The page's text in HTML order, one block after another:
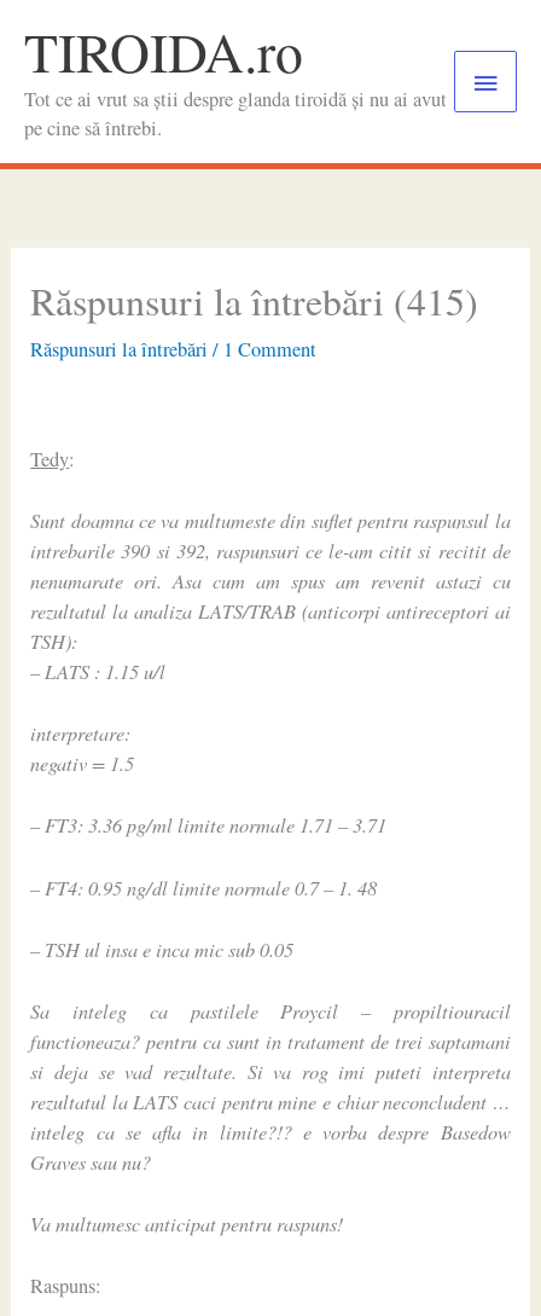
contentTIROIDA.ro
Tot ce ai vrut sa știi despre glanda tiroidă și nu ai avut
pe cine să întrebi.
Main
Răspunsuri la întrebări (415)
Răspunsuri la întrebări / 1 Comment
Tedy:
Sunt doamna ce va multumeste din suflet pentru raspunsul la
intrebarile 390 si 392, raspunsuri ce le-am citit si recitit de
nenumarate ori. Asa cum am spus am revenit astazi cu
rezultatul la analiza LATS/TRAB (anticorpi antireceptori ai
TSH):
– LATS : 1.15 u/l
interpretare:
negativ = 1.5
– FT3: 3.36 pg/ml limite normale 1.71 – 3.71
– FT4: 0.95 ng/dl limite normale 0.7 – 1. 48
– TSH ul insa e inca mic sub 0.05
Sa inteleg ca pastilele Proycil – propiltiouracil
functioneaza? pentru ca sunt in tratament de trei saptamani
si deja se vad rezultate. Si va rog imi puteti interpreta
rezultatul la LATS caci pentru mine e chiar neconcludent …
inteleg ca se afla in limite?!? e vorba despre Basedow
Graves sau nu?
Va multumesc anticipat pentru raspuns!
Raspuns: